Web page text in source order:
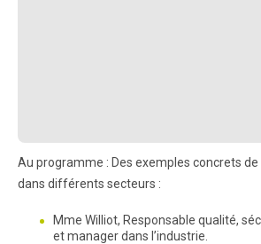
Au programme : Des exemples concrets
dans différents secteurs :
Mme Williot, Responsable qualité,
et manager dans l’industrie.